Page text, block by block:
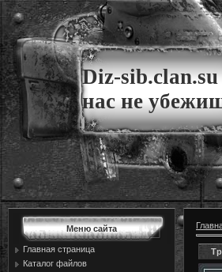
Diz-sib.clan.su
нас не
Меню сайта
Главная страница
Каталог файлов